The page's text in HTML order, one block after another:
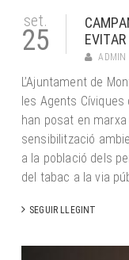
set.
25 ADMIN
L’Ajuntament de
les Agents
han posat en
sensibilització
a la població dels
del tabac a la via
SEGUIR LLEGINT